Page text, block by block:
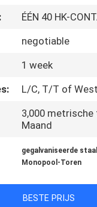
ÉÉN 40 HK-
negotiable
1 week
L/C, T/T of
3,000 metrische
Maand
gegalvaniseerde
Monopool-Toren
BESTE PRIJS